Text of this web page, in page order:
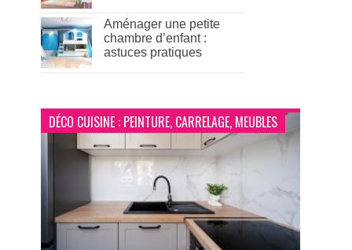
Aménager une petite
chambre d’enfant :
astuces pratiques
DÉCO CUISINE : PEINTURE, CARRELAGE, MEUBLES